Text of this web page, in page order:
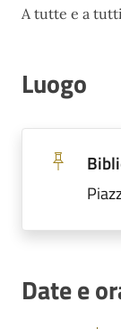
A tutte e a tutti
Luogo
Date e